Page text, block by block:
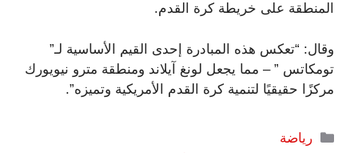
المنطقة على خريطة كرة القدم.
وقال: “تعكس هذه المبادرة إحدى القيم الأساسية لـ”
تومكاتس ” – مما يجعل لونغ آيلاند ومنطقة مترو نيويورك
مركزًا حقيقيًا لتنمية كرة القدم الأمريكية وتميزه”.
التصنيفات
رياضة